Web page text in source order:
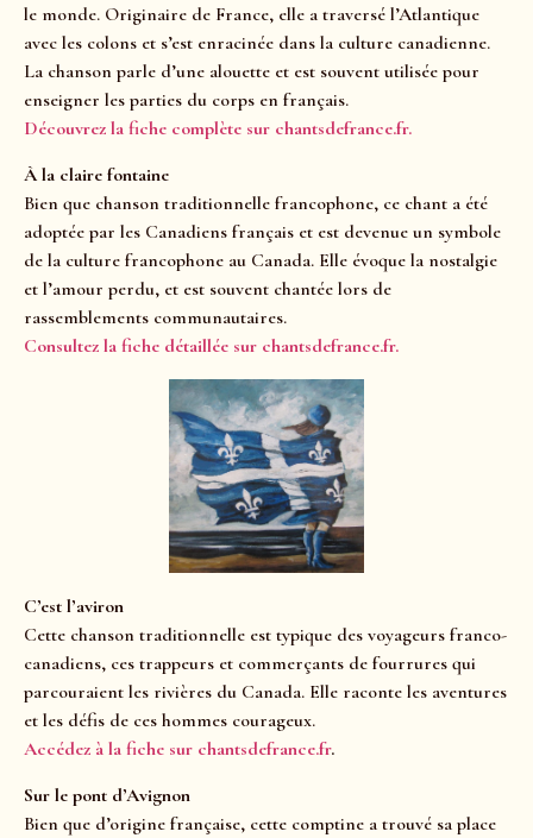
le monde. Originaire de France, elle a traversé l’Atlantique
avec les colons et s’est enracinée dans la culture canadienne.
La chanson parle d’une alouette et est souvent utilisée pour
enseigner les parties du corps en français.
Découvrez la fiche complète sur chantsdefrance.fr.
À la claire fontaine
Bien que chanson traditionnelle francophone, ce chant a été
adoptée par les Canadiens français et est devenue un symbole
de la culture francophone au Canada. Elle évoque la nostalgie
et l’amour perdu, et est souvent chantée lors de
rassemblements communautaires.
Consultez la fiche détaillée sur chantsdefrance.fr.
C’est l’aviron
Cette chanson traditionnelle est typique des voyageurs franco-
canadiens, ces trappeurs et commerçants de fourrures qui
parcouraient les rivières du Canada. Elle raconte les aventures
et les défis de ces hommes courageux.
Accédez à la fiche sur chantsdefrance.fr.
Sur le pont d’Avignon
Bien que d’origine française, cette comptine a trouvé sa place